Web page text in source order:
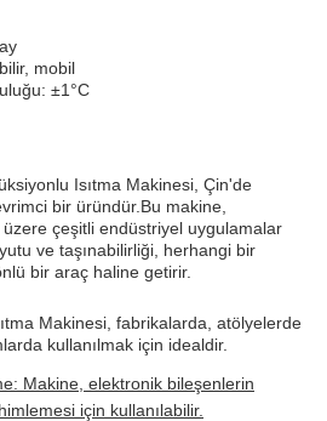
mobil
±1°C
Isıtma Makinesi, Çin'de
bir üründür.Bu makine,
çeşitli endüstriyel uygulamalar
ve taşınabilirliği, herhangi bir
bir araç haline getirir.
Makinesi, fabrikalarda, atölyelerde
kullanılmak için idealdir.
Makine, elektronik bileşenlerin
için kullanılabilir.